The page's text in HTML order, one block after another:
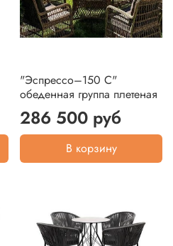
"Эспрессо–150 C"
обеденная группа плетеная
286 500 руб
В корзину